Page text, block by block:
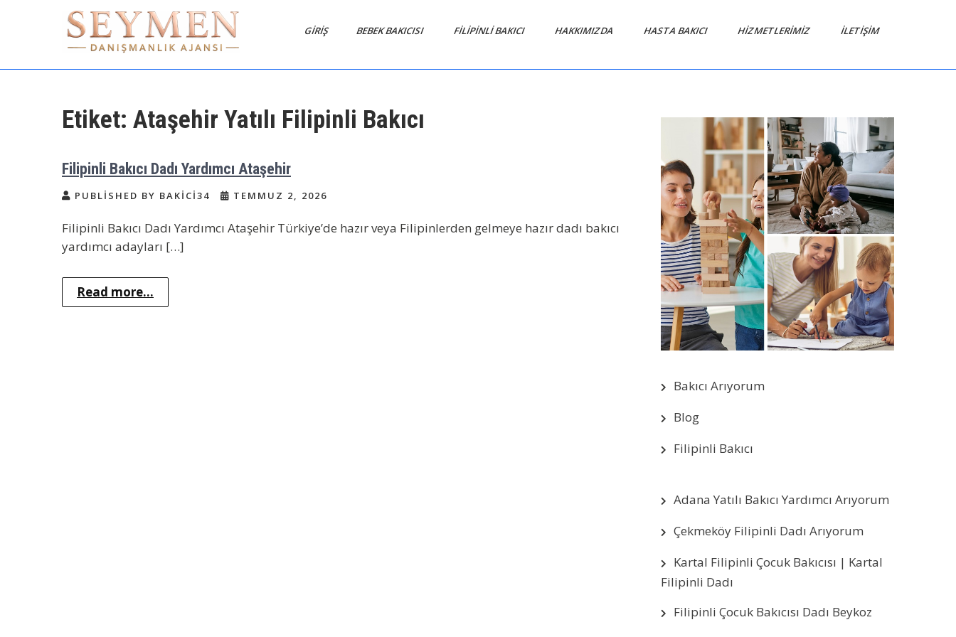
Seymen Danışmanlık |
Bakıcı Yardımcı Danışmanlık
GIRIŞ BEBEK BAKICISI FİLİPİNLİ BAKICI HAKKIMIZDA HASTA BAKICI HIZMETLERIMIZ İLETIŞIM
Etiket: Ataşehir Yatılı Filipinli Bakıcı
Filipinli Bakıcı Dadı Yardımcı Ataşehir
PUBLISHED BY BAKICI34 TEMMUZ 2, 2026
Filipinli Bakıcı Dadı Yardımcı Ataşehir Türkiye’de hazır veya Filipinlerden gelmeye hazır dadı bakıcı
yardımcı adayları […]
Read more...
Bakıcı Arıyorum
Blog
Filipinli Bakıcı
Adana Yatılı Bakıcı Yardımcı Arıyorum
Çekmeköy Filipinli Dadı Arıyorum
Kartal Filipinli Çocuk Bakıcısı | Kartal
Filipinli Dadı
Filipinli Çocuk Bakıcısı Dadı Beykoz